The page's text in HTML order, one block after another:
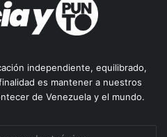
independiente, equilibrado,
es mantener a nuestros
de Venezuela y el mundo.